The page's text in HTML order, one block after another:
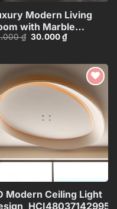
Modern Living
with Marble
Table and Black
₫ Giá
30.000₫Giá
hiện
30.000 ₫.
Add to
wishlist
Modern Ceiling Light